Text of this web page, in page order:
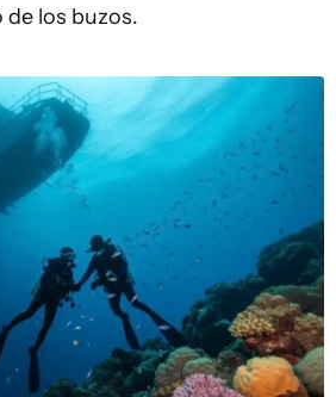
de los buzos.